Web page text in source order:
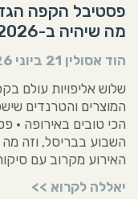
פסטיבל הקפה
מה שיהיה ב-World of Coffee 2026 בבריסל
הוד אסולין 21 ביוני 2026
השבוע בבריסל, וזה מה
האירוע מקרוב עם
יאללה לקרוא >>